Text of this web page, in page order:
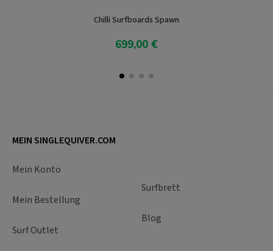
Chilli Surfboards Spawn
699,00 €
Produkt anzeigen
MEIN SINGLEQUIVER.COM
Mein Konto
Mein Bestellung
Surf Outlet
Surfbrett
Blog